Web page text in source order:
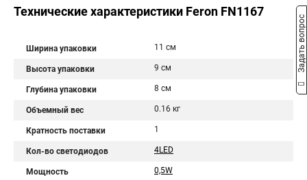
Технические характеристики Feron FN1167
Ширина упаковки 11 см
Высота упаковки 9 см
Глубина упаковки 8 см
Объемный вес 0.16 кг
Кратность поставки 1
Кол-во светодиодов 4LED
Мощность 0,5W
Задать вопрос